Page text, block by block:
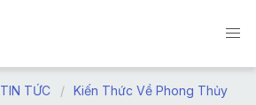
TIN TỨC Kiến Thức Về Phong Thủy